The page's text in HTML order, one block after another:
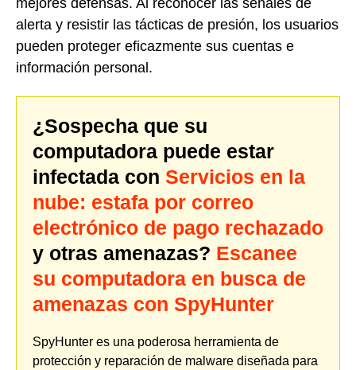
mejores defensas. Al reconocer las señales de
alerta y resistir las tácticas de presión, los usuarios
pueden proteger eficazmente sus cuentas e
información personal.
¿Sospecha que su
computadora puede estar
infectada con Servicios en la
nube: estafa por correo
electrónico de pago rechazado
y otras amenazas? Escanee
su computadora en busca de
amenazas con SpyHunter
SpyHunter es una poderosa herramienta de
protección y reparación de malware diseñada para